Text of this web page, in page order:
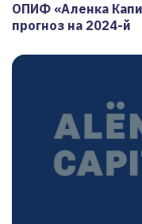
ОПИФ «Аленка
прогноз на 2024-й